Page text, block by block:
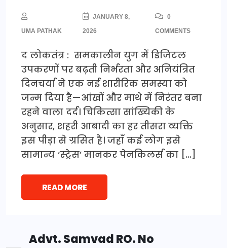
UMA PATHAK
JANUARY 8,
2026
0
COMMENTS
द लोकतंत्र : समकालीन युग में डिजिटल
उपकरणों पर बढ़ती निर्भरता और अनियंत्रित
दिनचर्या ने एक नई शारीरिक समस्या को
जन्म दिया है—आंखों और माथे में निरंतर बना
रहने वाला दर्द। चिकित्सा सांख्यिकी के
अनुसार, शहरी आबादी का हर तीसरा व्यक्ति
इस पीड़ा से ग्रसित है। जहाँ कई लोग इसे
सामान्य ‘स्ट्रेस’ मानकर पेनकिलर्स का […]
READ MORE
Advt. Samvad RO. No